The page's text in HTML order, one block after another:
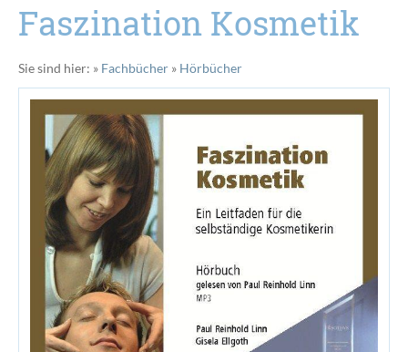
Faszination Kosmetik
Sie sind hier: » Fachbücher » Hörbücher